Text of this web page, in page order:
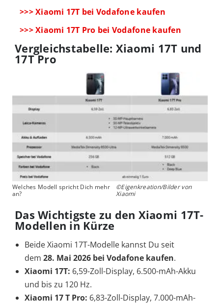
>>> Xiaomi 17T bei Vodafone kaufen
>>> Xiaomi 17T Pro bei Vodafone kaufen
Vergleichstabelle: Xiaomi 17T und
17T Pro
Welches Modell spricht Dich mehr
an?
©Eigenkreation/Bilder von
Xiaomi
Das Wichtigste zu den Xiaomi 17T-
Modellen in Kürze
Beide Xiaomi 17T-Modelle kannst Du seit
dem 28. Mai 2026 bei Vodafone kaufen.
Xiaomi 17T: 6,59-Zoll-Display, 6.500-mAh-Akku
und bis zu 120 Hz.
Xiaomi 17 T Pro: 6,83-Zoll-Display, 7.000-mAh-